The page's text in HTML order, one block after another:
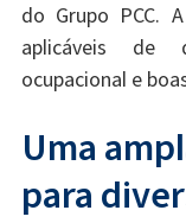
do Grupo PCC.
aplicáveis ​​de
ocupacional e
Uma
para